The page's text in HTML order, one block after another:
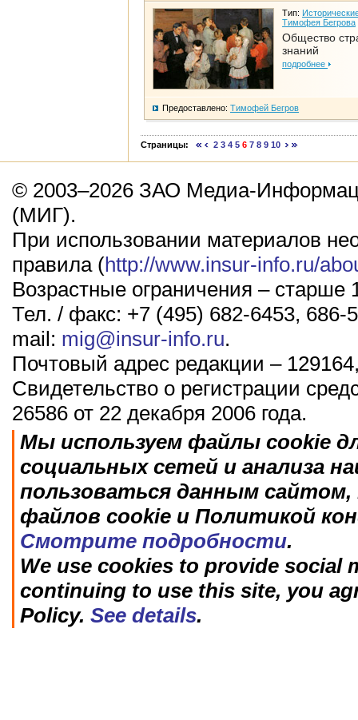
Тип:
Тимофея Бегрова
Общество
знаний
подробнее
Предоставлено: Тимофей Бегров
Страницы: 2 3 4 5 6 7 8 9 10
© 2003–2026 ЗАО Медиа-
(МИГ).
При использовании материалов
правила (http://www.insur-info.ru/
Возрастные ограничения – старше
Тел. / факс: +7 (495) 682-6453, 686-
mail: mig@insur-info.ru.
Почтовый адрес редакции –
Свидетельство о регистрации
26586 от 22 декабря 2006 года.
Мы используем файлы cookie
социальных сетей и анализа
пользоваться данным
файлов cookie и Политикой
Смотрите подробности.
We use cookies to provide social
continuing to use this site, you
Policy. See details.